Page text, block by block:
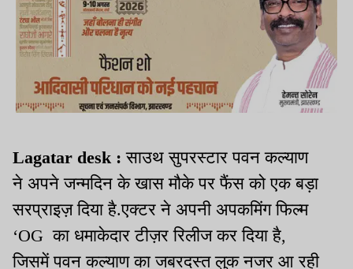
Lagatar desk :साउथ सुपरस्टार पवन कल्याण
ने अपने जन्मदिन के खास मौके पर फैंस को एक बड़ा
सरप्राइज़ दिया है.एक्टर ने अपनी अपकमिंग फिल्म
‘OG का धमाकेदार टीज़र रिलीज कर दिया है,
जिसमें पवन कल्याण का जबरदस्त लुक नजर आ रही